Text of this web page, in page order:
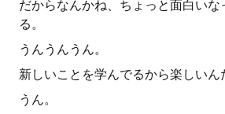
だからなんかね、ちょっと面白いな
る。
うんうんうん。
新しいことを学んでるから楽しいん
うん。